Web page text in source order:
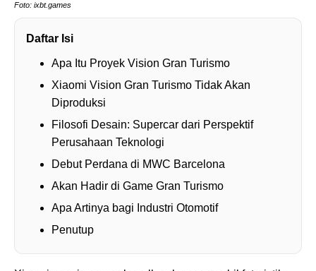
Foto: ixbt.games
Daftar Isi
Apa Itu Proyek Vision Gran Turismo
Xiaomi Vision Gran Turismo Tidak Akan
Diproduksi
Filosofi Desain: Supercar dari Perspektif
Perusahaan Teknologi
Debut Perdana di MWC Barcelona
Akan Hadir di Game Gran Turismo
Apa Artinya bagi Industri Otomotif
Penutup